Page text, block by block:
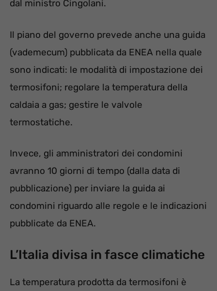
dal ministro Cingolani.
Il piano del governo prevede anche una guida
(vademecum) pubblicata da ENEA nella quale
sono indicati: le modalità di impostazione dei
termosifoni; regolare la temperatura della
caldaia a gas; gestire le valvole
termostatiche.
Invece, gli amministratori dei condomini
avranno 10 giorni di tempo (dalla data di
pubblicazione) per inviare la guida ai
condomini riguardo alle regole e le indicazioni
pubblicate da ENEA.
L’Italia divisa in fasce climatiche
La temperatura prodotta da termosifoni è